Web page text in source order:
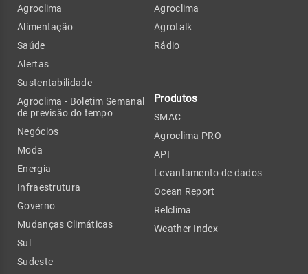
Agroclima
Alimentação
Saúde
Alertas
Sustentabilidade
Agroclima - Boletim Semanal
de previsão do tempo
Negócios
Moda
Energia
Infraestrutura
Governo
Mudanças Climáticas
Sul
Sudeste
Agroclima
Agrotalk
Rádio
Produtos
SMAC
Agroclima PRO
API
Levantamento de dados
Ocean Report
Relclima
Weather Index